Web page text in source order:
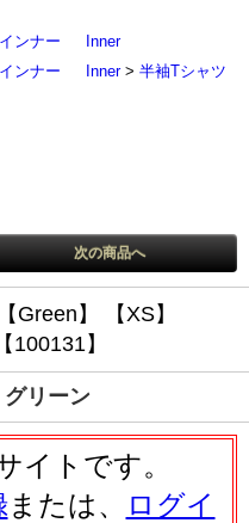
インナー
Inner
インナー Inner> 半袖Tシャツ
次の商品へ
【Green】
【XS】
【100131】
リーン
イトです。
または、
ログイ